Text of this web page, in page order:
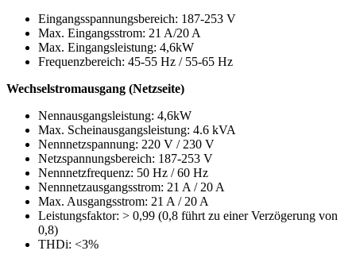
Eingangsspannungsbereich: 187-253 V
Max. Eingangsstrom: 21 A/20 A
Max. Eingangsleistung: 4,6kW
Frequenzbereich: 45-55 Hz / 55-65 Hz
Wechselstromausgang (Netzseite)
Nennausgangsleistung: 4,6kW
Max. Scheinausgangsleistung: 4.6 kVA
Nennnetzspannung: 220 V / 230 V
Netzspannungsbereich: 187-253 V
Nennnetzfrequenz: 50 Hz / 60 Hz
Nennnetzausgangsstrom: 21 A / 20 A
Max. Ausgangsstrom: 21 A / 20 A
Leistungsfaktor: > 0,99 (0,8 führt zu einer Verzögerung von
0,8)
THDi: <3%